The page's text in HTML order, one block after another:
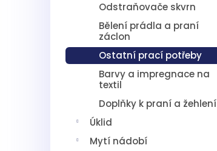
Odstraňovače skvrn
Bělení prádla a praní
záclon
Ostatní prací potřeby
Barvy a impregnace na
textil
Doplňky k praní a žehlení
Úklid
Mytí nádobí